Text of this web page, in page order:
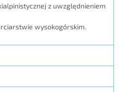
z uwzględnieniem
wysokogórskim.